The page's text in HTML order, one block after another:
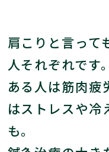
肩こりと言って
人それぞれです。
ある人は筋肉疲
はストレスや冷
も。